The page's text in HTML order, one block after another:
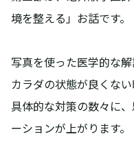
境を整える」お話です。
写真を使った医学的な解
カラダの状態が良くな
具体的な対策の数々に
ーションが上がります。